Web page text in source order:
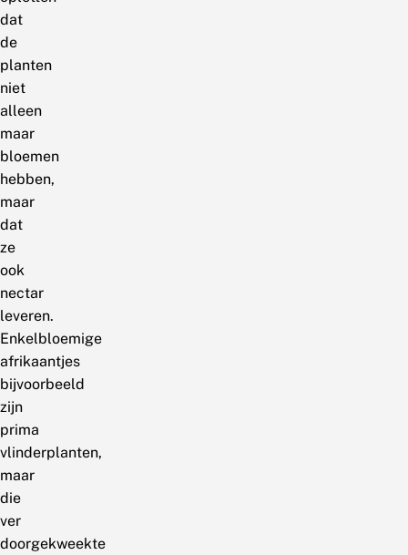
dat
de
planten
niet
alleen
maar
bloemen
hebben,
maar
dat
ze
ook
nectar
leveren.
Enkelbloemige
afrikaantjes
bijvoorbeeld
zijn
prima
vlinderplanten,
maar
die
ver
doorgekweekte